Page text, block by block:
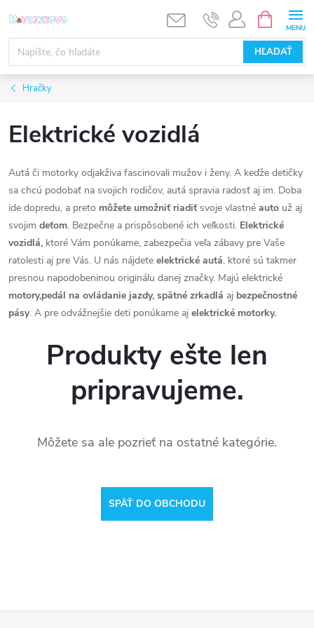
na
obsah
HĽADAŤ
KOŠÍK
Hračky
Elektrické vozidlá
Autá či motorky odjakživa fascinovali mužov i ženy. A keďže detičky
sa chcú podobať na svojich rodičov, autá spravia radosť aj im. Doba
ide dopredu, a preto môžete umožniť riadiť svoje vlastné auto už aj
svojim deťom. Bezpečne a prispôsobené ich veľkosti. Elektrické
vozidlá, ktoré Vám ponúkame, zabezpečia veľa zábavy pre Vaše
ratolesti aj pre Vás. U nás nájdete elektrické autá, ktoré sú takmer
presnou napodobeninou originálu danej značky. Majú elektrické
motory,pedál na ovládanie jazdy, spätné zrkadlá aj bezpečnostné
pásy. A pre odvážnejšie deti ponúkame aj elektrické motorky.
Produkty ešte len
pripravujeme.
Môžete sa ale pozrieť na ostatné kategórie.
SPÄŤ DO OBCHODU